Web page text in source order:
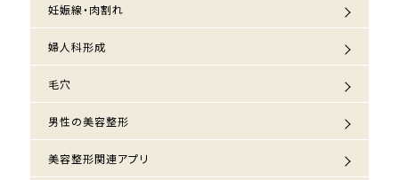
妊娠線・肉割れ
婦人科形成
毛穴
男性の美容整形
美容整形関連アプリ